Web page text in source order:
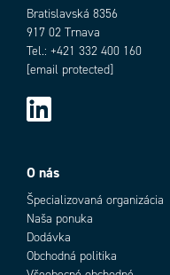
Prevádzková teplota max.
Prevádzková teplota min.
Voltage
Výška
Bratislavská 8356
917 02 Trnava
Tel.: +421 332 400 160
[email protected]
O nás
Špecializovaná organizácia
Naša ponuka
Dodávka
Obchodná politika